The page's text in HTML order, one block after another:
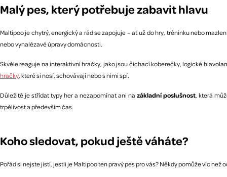
Malý pes, který potřebuje zabavit hlavu
Maltipoo je chytrý, energický a rád se zapojuje – ať už do hry, tréninku nebo
nebo vynalézavé úpravy domácnosti.
Skvěle reaguje na interaktivní hračky, jako jsou čichací koberečky, logické
hračky , které si nosí, schovávají nebo s nimi spí.
Důležité je střídat typy her a nezapomínat ani na základní poslušnost , která
trpělivost a především čas.
Koho sledovat, pokud ještě váháte?
Pořád si nejste jistí, jestli je Maltipoo ten pravý pes pro vás? Někdy pomůže víc